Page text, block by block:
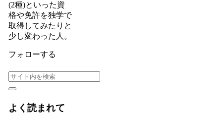
(2種)といった資
格や免許を独学で
取得してみたりと
少し変わった人。
フォローする
よく読まれて